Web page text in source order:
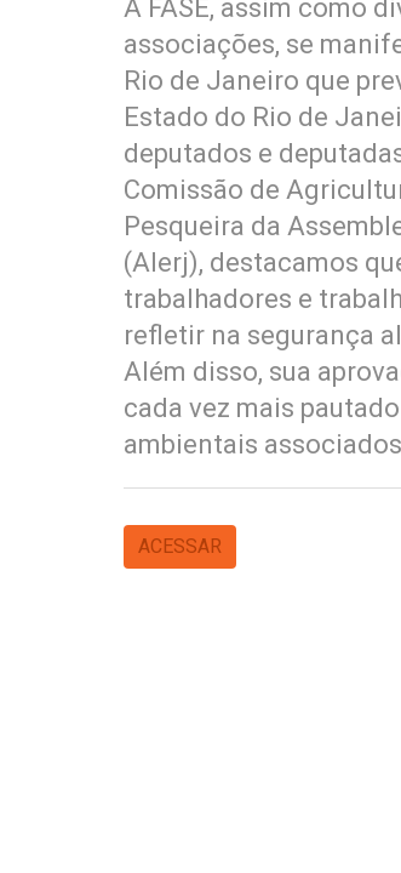
A FASE, assim como
associações, se
Rio de Janeiro que
Estado do Rio de
deputados e
Comissão de
Pesqueira da
(Alerj), destacamos
trabalhadores e
refletir na segurança
Além disso, sua
cada vez mais
ambientais
ACESSAR